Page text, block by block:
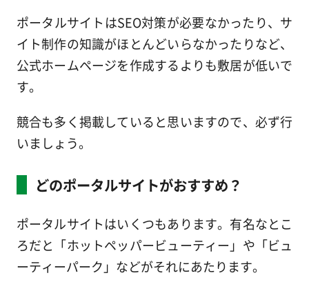
ポータルサイトはSEO対策が必要なかったり、サ
イト制作の知識がほとんどいらなかったりなど、
公式ホームページを作成するよりも敷居が低いで
す。
競合も多く掲載していると思いますので、必ず行
いましょう。
どのポータルサイトがおすすめ？
ポータルサイトはいくつもあります。有名なとこ
ろだと「ホットペッパービューティー」や「ビュ
ーティーパーク」などがそれにあたります。